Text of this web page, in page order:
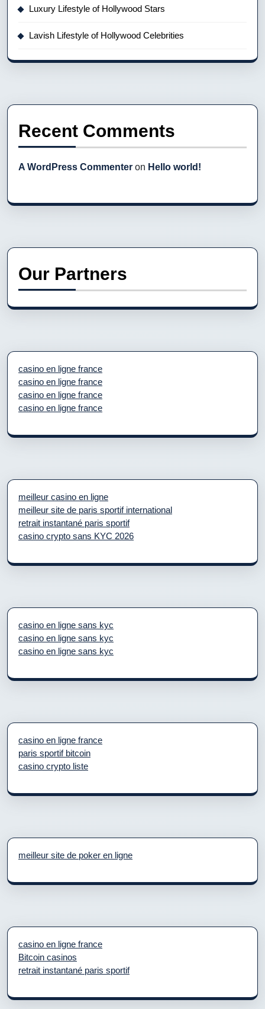
Luxury Lifestyle of Hollywood Stars
Lavish Lifestyle of Hollywood Celebrities
Recent Comments
A WordPress Commenter on Hello world!
Our Partners
casino en ligne france
casino en ligne france
casino en ligne france
casino en ligne france
meilleur casino en ligne
meilleur site de paris sportif international
retrait instantané paris sportif
casino crypto sans KYC 2026
casino en ligne sans kyc
casino en ligne sans kyc
casino en ligne sans kyc
casino en ligne france
paris sportif bitcoin
casino crypto liste
meilleur site de poker en ligne
casino en ligne france
Bitcoin casinos
retrait instantané paris sportif